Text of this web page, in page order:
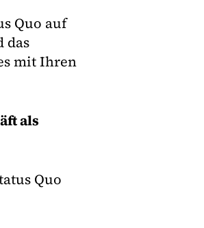
Quo auf
das
mit Ihren
als
Quo